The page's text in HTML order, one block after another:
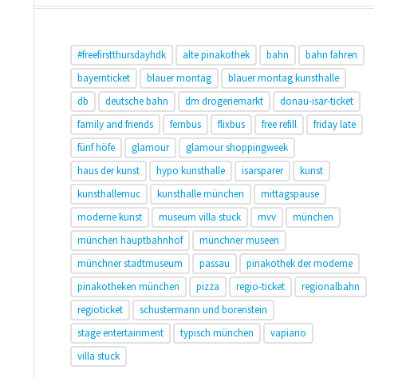
#freefirstthursdayhdk alte pinakothek bahn
bahn fahren
bayernticket
blauer montag
blauer montag kunsthalle
db
deutsche bahn dm drogeriemarkt
donau-isar-ticket
family and friends
fernbus flixbus free refill
friday late
fünf höfe
glamour
glamour shoppingweek
haus der kunst
hypo kunsthalle isarsparer
kunst
kunsthallemuc
kunsthalle münchen
mittagspause
moderne kunst
museum villa stuck mvv
münchen
münchen hauptbahnhof
münchner museen
münchner stadtmuseum
passau
pinakothek der moderne
pinakotheken münchen
pizza regio-ticket
regionalbahn
regioticket
schustermann und borenstein
stage entertainment
typisch münchen
vapiano
villa stuck